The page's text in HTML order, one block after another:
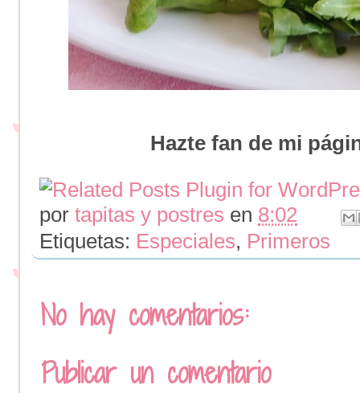
Hazte fan de mi
por tapitas y postres en 8:02
Etiquetas: Especiales, Primeros
No hay comentarios:
Publicar un comentario